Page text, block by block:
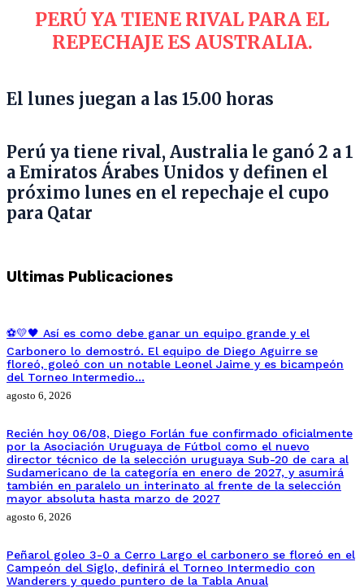
PERÚ YA TIENE RIVAL PARA EL
REPECHAJE ES AUSTRALIA.
El lunes juegan a las 15.00 horas
Perú ya tiene rival, Australia le ganó 2 a 1
a Emiratos Árabes Unidos y definen el
próximo lunes en el repechaje el cupo
para Qatar
Ultimas Publicaciones
⚽💛🖤 Así es como debe ganar un equipo grande y el
Carbonero lo demostró. El equipo de Diego Aguirre se
floreó, goleó con un notable Leonel Jaime y es bicampeón
del Torneo Intermedio…
agosto 6, 2026
Recién hoy 06/08, Diego Forlán fue confirmado oficialmente
por la Asociación Uruguaya de Fútbol como el nuevo
director técnico de la selección uruguaya Sub-20 de cara al
Sudamericano de la categoría en enero de 2027, y asumirá
también en paralelo un interinato al frente de la selección
mayor absoluta hasta marzo de 2027
agosto 6, 2026
Peñarol goleo 3-0 a Cerro Largo el carbonero se floreó en el
Campeón del Siglo, definirá el Torneo Intermedio con
Wanderers y quedo puntero de la Tabla Anual